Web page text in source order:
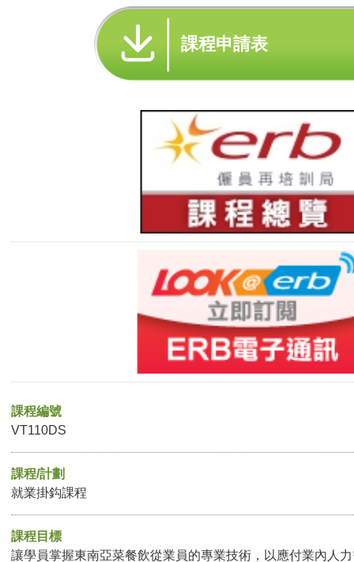
課程申請表
課程編號
VT110DS
課程/計劃
就業掛鈎課程
課程目標
讓學員掌握東南亞菜餐飲從業員的專業技術，以應付業內人